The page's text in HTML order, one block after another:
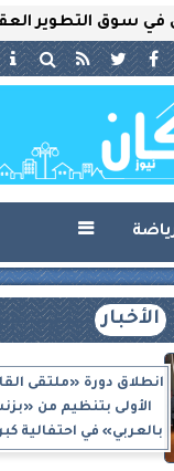
التطوير العقاري

الأخبار
انطلاق دورة «ملتقى
الأولى بتنظيم من
بالعربي» في احتفالية